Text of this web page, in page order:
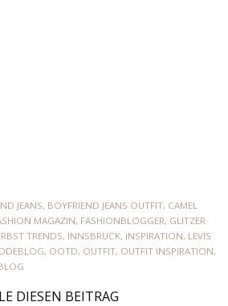
JEANS, BOYFRIEND JEANS OUTFIT, CAMEL
MAGAZIN, FASHIONBLOGGER, GLITZER
TRENDS, INNSBRUCK, INSPIRATION, LEVIS
, OOTD, OUTFIT, OUTFIT INSPIRATION,
DIESEN BEITRAG